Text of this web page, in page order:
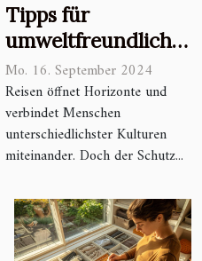
Tipps für
umweltfreundliches
Reisen mit Kindern
Mo. 16. September 2024
Reisen öffnet Horizonte und
verbindet Menschen
unterschiedlichster Kulturen
miteinander. Doch der Schutz...